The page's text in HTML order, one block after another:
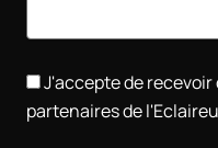
J'accepte de
partenaires de